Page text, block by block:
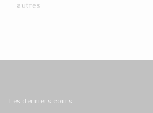
autres
Les derniers cours